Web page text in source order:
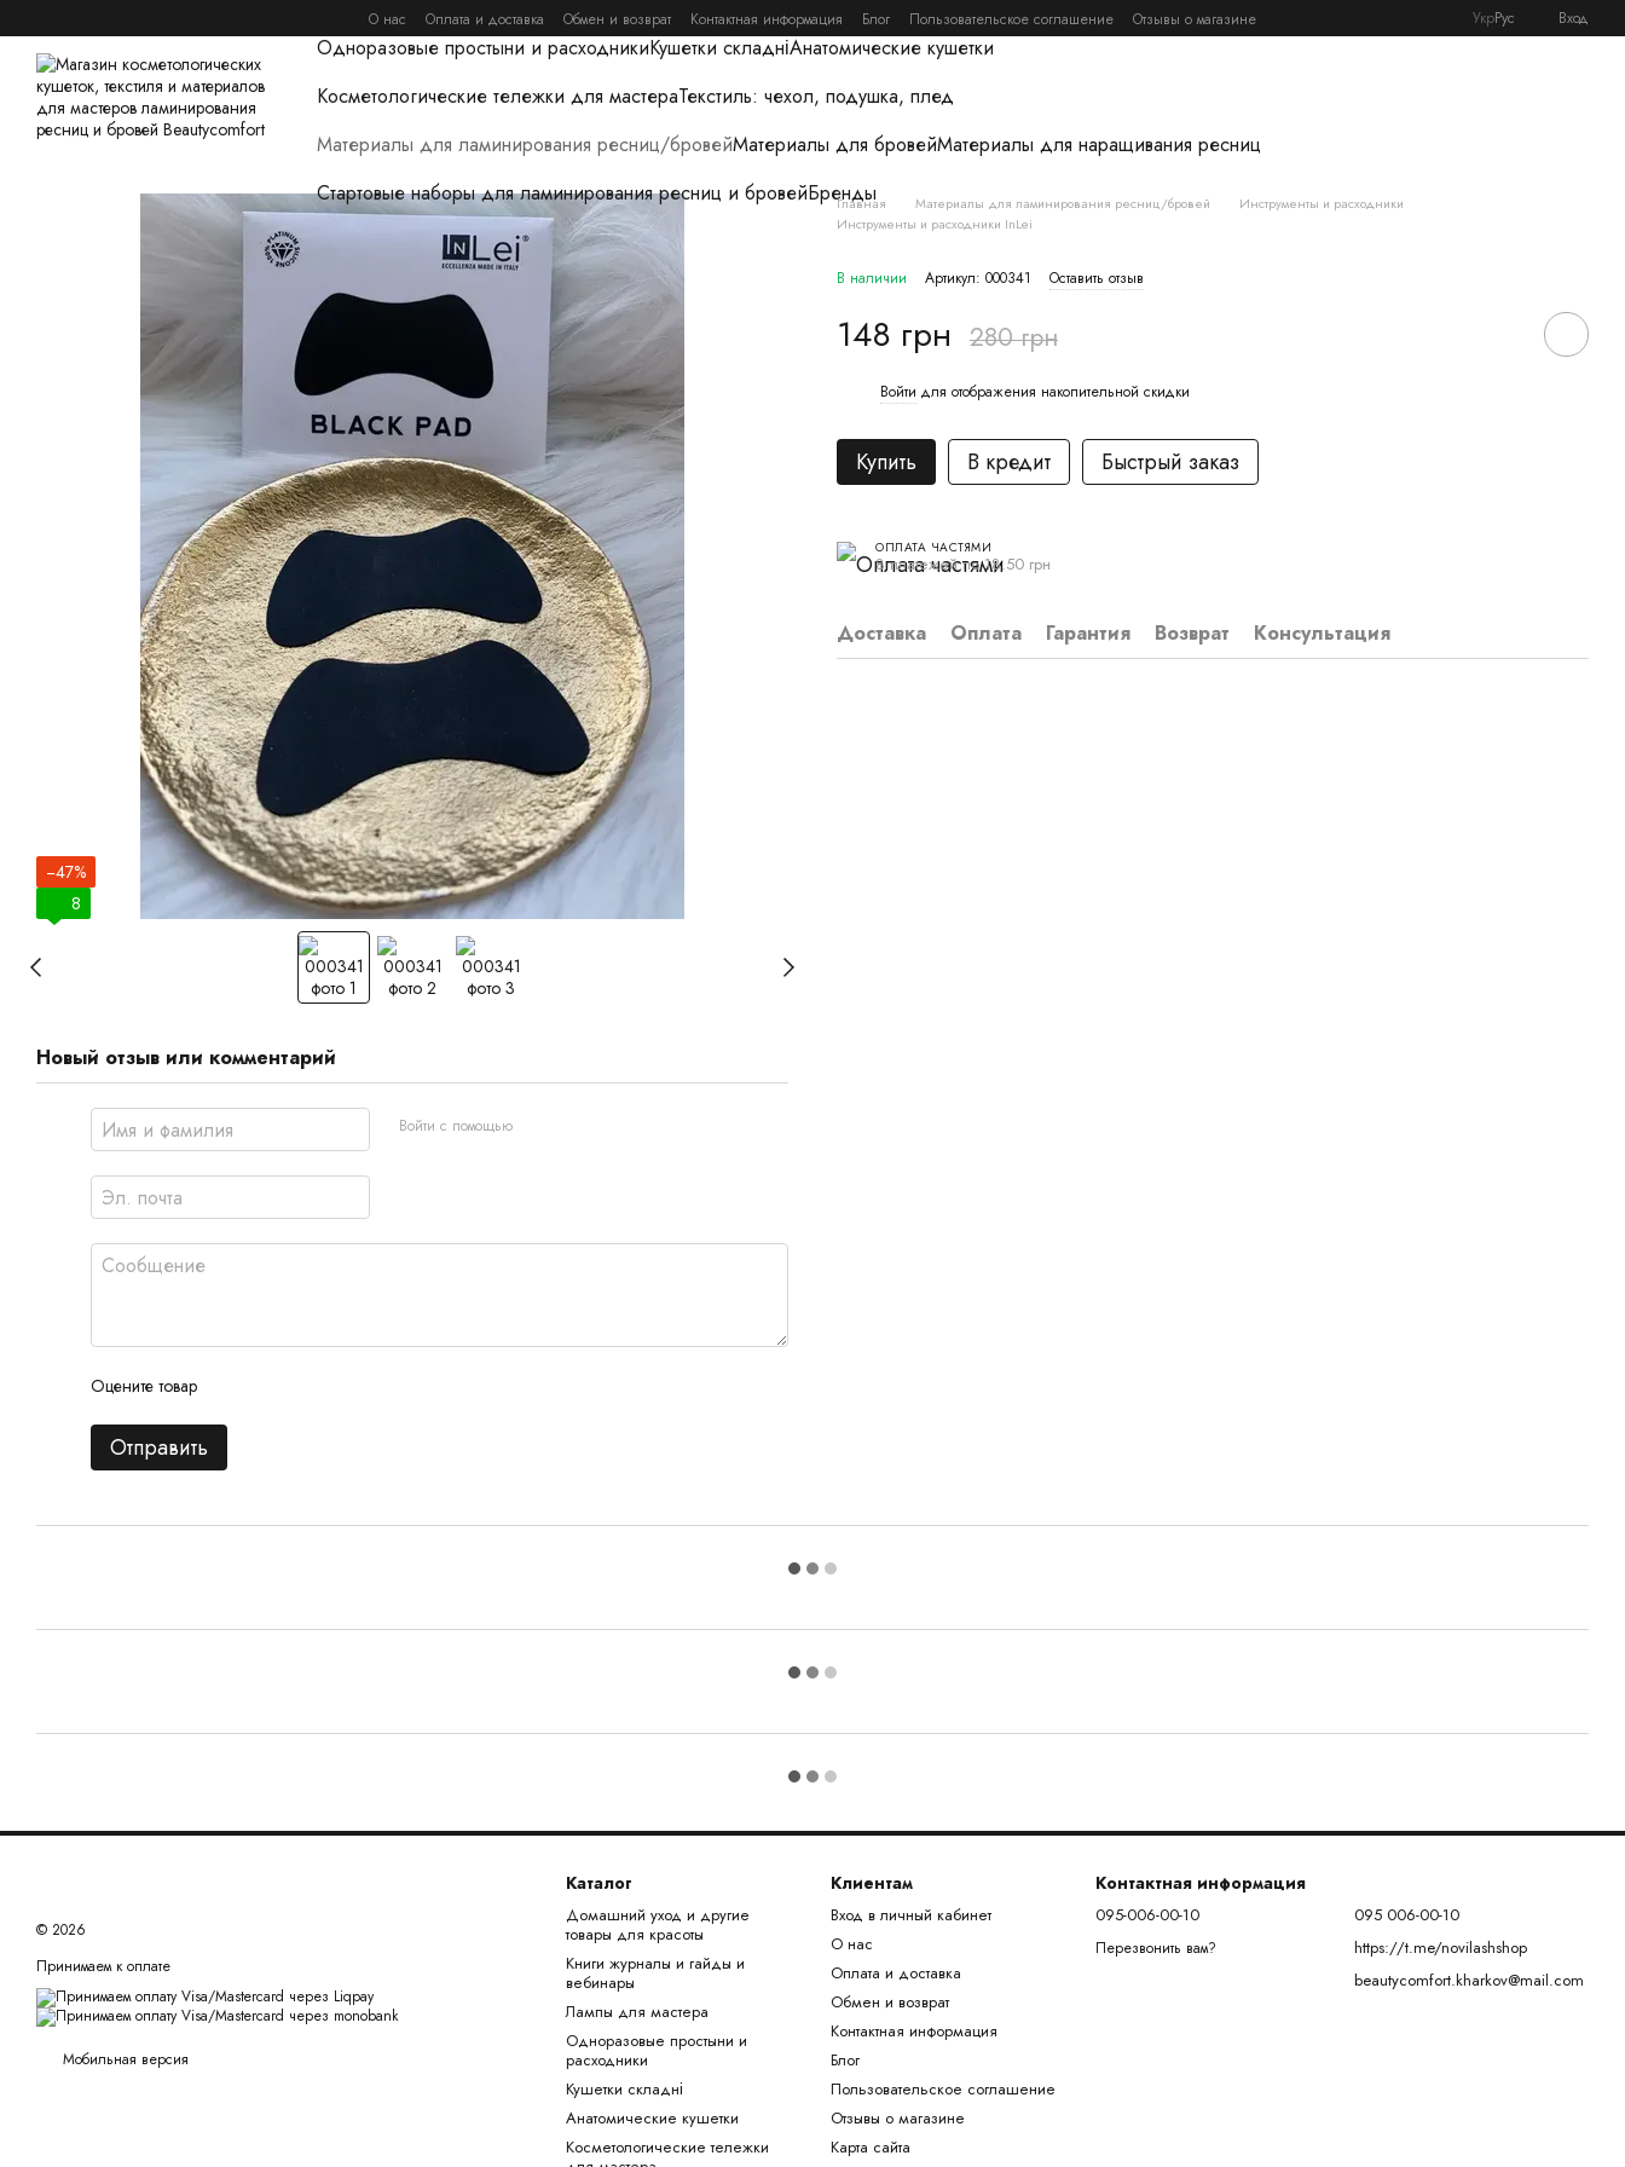
О нас Оплата и доставка Обмен и возврат Контактная информация Блог Пользовательское соглашение Отзывы о магазине УкрРус Вход
Одноразовые простыни и расходникиКушетки складніАнатомические кушетки
Косметологические тележки для мастераТекстиль: чехол, подушка, плед
Материалы для ламинирования ресниц/бровейМатериалы для бровейМатериалы для наращивания ресниц
Стартовые наборы для ламинирования ресниц и бровейБренды
−47%
8
Новый отзыв или комментарий
Войти с помощью
Оцените товар
Отправить
Главная Материалы для ламинирования ресниц/бровей
Инструменты и расходники
Инструменты и расходники InLei
В наличии Артикул: 000341 Оставить отзыв
148 грн 280 грн
Войти для отображения накопительной скидки
Купить В кредит Быстрый заказ
ОПЛАТА ЧАСТЯМИ
8 платежей по 18.50 грн
Доставка Оплата Гарантия Возврат Консультация
© 2026
Принимаем к оплате
Мобильная версия
Каталог
Домашний уход и другие
товары для красоты
Книги журналы и гайды и
вебинары
Лампы для мастера
Одноразовые простыни и
расходники
Кушетки складні
Анатомические кушетки
Косметологические тележки
Клиентам
Вход в личный кабинет
О нас
Оплата и доставка
Обмен и возврат
Контактная информация
Блог
Пользовательское соглашение
Отзывы о магазине
Карта сайта
Контактная информация
095-006-00-10
Перезвонить вам?
095 006-00-10
https://t.me/novilashshop
beautycomfort.kharkov@mail.com